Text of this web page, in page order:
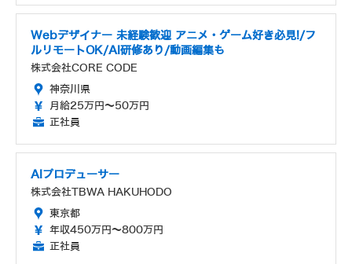
Webデザイナー 未経験歓迎 アニメ・ゲーム好き必見!/フ
ルリモートOK/AI研修あり/動画編集も
株式会社CORE CODE
神奈川県
月給25万円～50万円
正社員
AIプロデューサー
株式会社TBWA HAKUHODO
東京都
年収450万円～800万円
正社員